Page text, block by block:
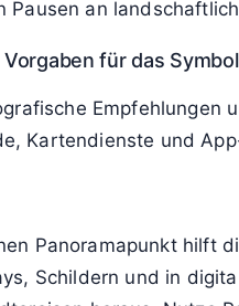
Pausen an
für das
Empfehlungen
Kartendienste und
Panoramapunkt hilft
Schildern und in